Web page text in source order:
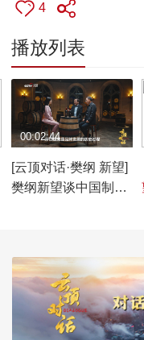
4
播放列表
[云顶对话·樊纲 新望]
樊纲新望谈中国制造
00:02:44